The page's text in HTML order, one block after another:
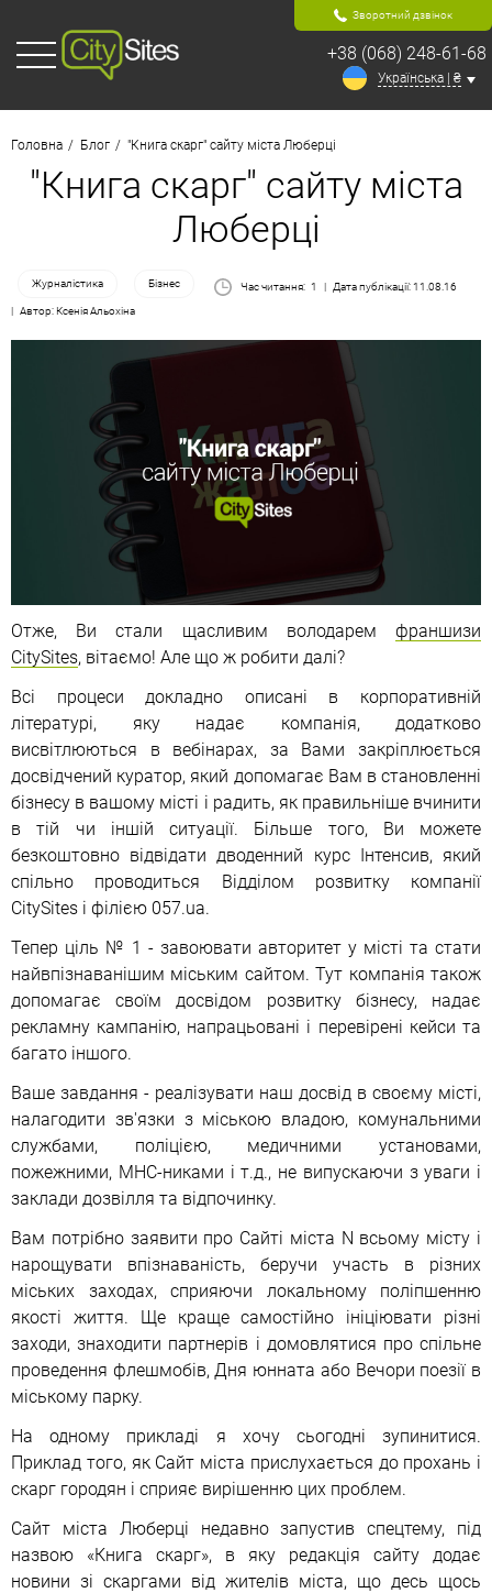
Зворотний дзвінок
+38 (068) 248-61-68
Українська | ₴
Головна Блог "Книга скарг" сайту міста Люберці
"Книга скарг" сайту міста
Люберці
Журналістика Бізнес Час читання: 1
Дата публікації: 11.08.16
Автор: Ксенія Альохіна
Отже, Ви стали щасливим володарем франшизи
CitySites, вітаємо! Але що ж робити далі?
Всі процеси докладно описані в корпоративній
літературі, яку надає компанія, додатково
висвітлюються в вебінарах, за Вами закріплюється
досвідчений куратор, який допомагає Вам в становленні
бізнесу в вашому місті і радить, як правильніше вчинити
в тій чи іншій ситуації. Більше того, Ви можете
безкоштовно відвідати дводенний курс Інтенсив, який
спільно проводиться Відділом розвитку компанії
CitySites і філією 057.ua.
Тепер ціль № 1 - завоювати авторитет у місті та стати
найвпізнаванішим міським сайтом. Тут компанія також
допомагає своїм досвідом розвитку бізнесу, надає
рекламну кампанію, напрацьовані і перевірені кейси та
багато іншого.
Ваше завдання - реалізувати наш досвід в своєму місті,
налагодити зв'язки з міською владою, комунальними
службами, поліцією, медичними установами,
пожежними, МНС-никами і т.д., не випускаючи з уваги і
заклади дозвілля та відпочинку.
Вам потрібно заявити про Сайті міста N всьому місту і
нарощувати впізнаваність, беручи участь в різних
міських заходах, сприяючи локальному поліпшенню
якості життя. Ще краще самостійно ініціювати різні
заходи, знаходити партнерів і домовлятися про спільне
проведення флешмобів, Дня юнната або Вечори поезії в
міському парку.
На одному прикладі я хочу сьогодні зупинитися.
Приклад того, як Сайт міста прислухається до прохань і
скарг городян і сприяє вирішенню цих проблем.
Сайт міста Люберці недавно запустив спецтему, під
назвою «Книга скарг», в яку редакція сайту додає
новини зі скаргами від жителів міста, що десь щось